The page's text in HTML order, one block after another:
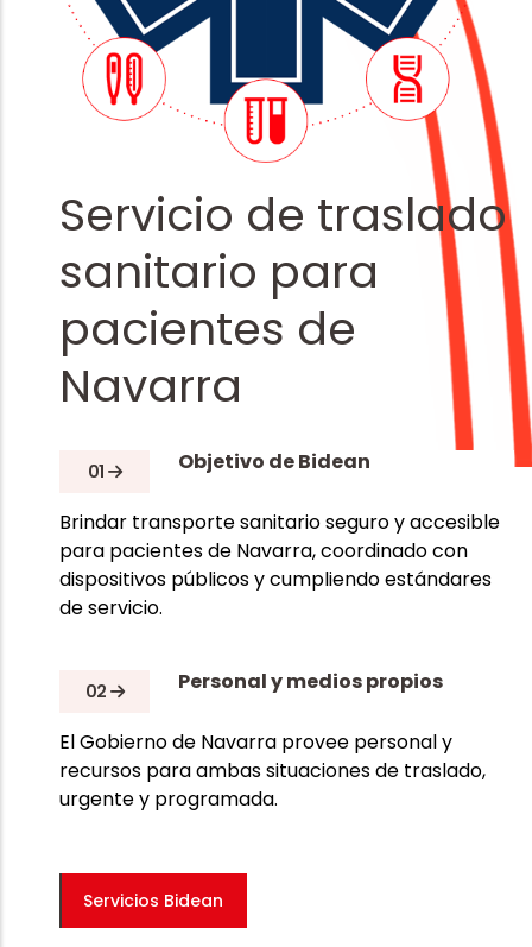
Servicio de traslado
sanitario para
pacientes de
Navarra
01 Objetivo de Bidean
Brindar transporte sanitario seguro y accesible
para pacientes de Navarra, coordinado con
dispositivos públicos y cumpliendo estándares
de servicio.
02 Personal y medios propios
El Gobierno de Navarra provee personal y
recursos para ambas situaciones de traslado,
urgente y programada.
Servicios Bidean